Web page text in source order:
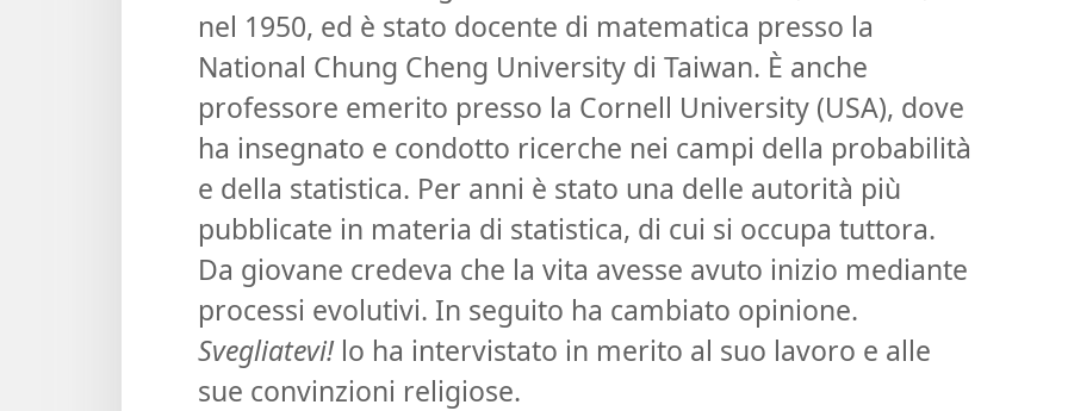
nel 1950, ed è stato docente di matematica presso la
National Chung Cheng University di Taiwan. È anche
professore emerito presso la Cornell University (USA), dove
ha insegnato e condotto ricerche nei campi della probabilità
e della statistica. Per anni è stato una delle autorità più
pubblicate in materia di statistica, di cui si occupa tuttora.
Da giovane credeva che la vita avesse avuto inizio mediante
processi evolutivi. In seguito ha cambiato opinione.
Svegliatevi! lo ha intervistato in merito al suo lavoro e alle
sue convinzioni religiose.